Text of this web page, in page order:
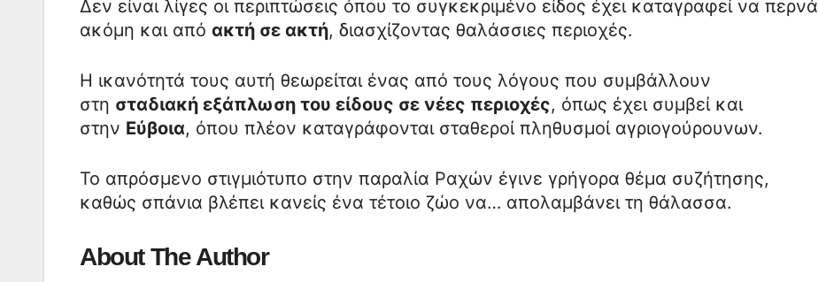
Δεν είναι λίγες οι περιπτώσεις όπου το συγκεκριμένο είδος έχει καταγραφεί να περνά
ακόμη και από ακτή σε ακτή, διασχίζοντας θαλάσσιες περιοχές.
Η ικανότητά τους αυτή θεωρείται ένας από τους λόγους που συμβάλλουν
στη σταδιακή εξάπλωση του είδους σε νέες περιοχές, όπως έχει συμβεί και
στην Εύβοια, όπου πλέον καταγράφονται σταθεροί πληθυσμοί αγριογούρουνων.
Το απρόσμενο στιγμιότυπο στην παραλία Ραχών έγινε γρήγορα θέμα συζήτησης,
καθώς σπάνια βλέπει κανείς ένα τέτοιο ζώο να… απολαμβάνει τη θάλασσα.
About The Author